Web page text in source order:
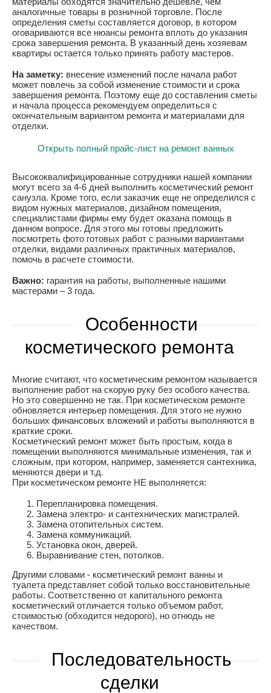
аналогичные товары в розничной торговле. После
определения сметы составляется договор, в котором
оговариваются все нюансы ремонта вплоть до указания
срока завершения ремонта. В указанный день хозяевам
квартиры остается только принять работу мастеров.
На заметку: внесение изменений после начала работ
может повлечь за собой изменение стоимости и срока
завершения ремонта. Поэтому еще до составления сметы
и начала процесса рекомендуем определиться с
окончательным вариантом ремонта и материалами для
отделки.
Открыть полный прайс-лист на ремонт ванных
Высококвалифицированные сотрудники нашей компании
могут всего за 4-6 дней выполнить косметический ремонт
санузла. Кроме того, если заказчик еще не определился с
видом нужных материалов, дизайном помещения,
специалистами фирмы ему будет оказана помощь в
данном вопросе. Для этого мы готовы предложить
посмотреть фото готовых работ с разными вариантами
отделки, видами различных практичных материалов,
помочь в расчете стоимости.
Важно: гарантия на работы, выполненные нашими
мастерами – 3 года.
Особенности
косметического ремонта
Многие считают, что косметическим ремонтом называется
выполнение работ на скорую руку без особого качества.
Но это совершенно не так. При косметическом ремонте
обновляется интерьер помещения. Для этого не нужно
больших финансовых вложений и работы выполняются в
краткие сроки.
Косметический ремонт может быть простым, когда в
помещении выполняются минимальные изменения, так и
сложным, при котором, например, заменяется сантехника,
меняются двери и т.д.
При косметическом ремонте НЕ выполняется:
Перепланировка помещения.
Замена электро- и сантехнических магистралей.
Замена отопительных систем.
Замена коммуникаций.
Установка окон, дверей.
Выравнивание стен, потолков.
Другими словами - косметический ремонт ванны и
туалета представляет собой только восстановительные
работы. Соответственно от капитального ремонта
косметический отличается только объемом работ,
стоимостью (обходится недорого), но отнюдь не
качеством.
Последовательность
сделки